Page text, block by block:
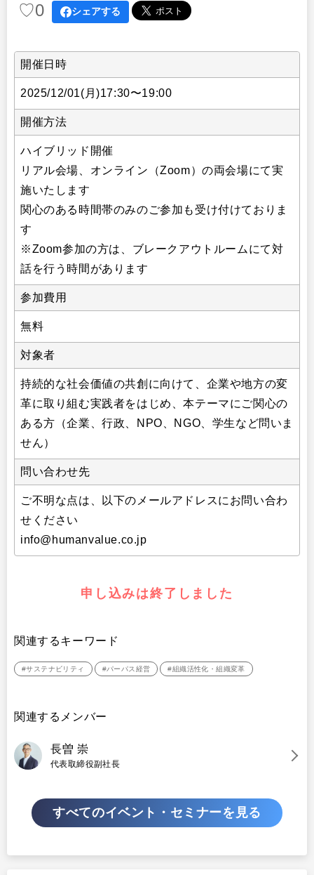
♡0 シェアする
開催日時
2025/12/01(月)17:30〜19:00
開催方法
ハイブリッド開催
リアル会場、オンライン（Zoom）の両会場にて実
施いたします
関心のある時間帯のみのご参加も受け付けておりま
す
※Zoom参加の方は、ブレークアウトルームにて対
話を行う時間があります
参加費用
無料
対象者
持続的な社会価値の共創に向けて、企業や地方の変
革に取り組む実践者をはじめ、本テーマにご関心の
ある方（企業、行政、NPO、NGO、学生など問いま
せん）
問い合わせ先
ご不明な点は、以下のメールアドレスにお問い合わ
せください
info@humanvalue.co.jp
申し込みは終了しました
関連するキーワード
#サステナビリティ #パーパス経営 #組織活性化・組織変革
関連するメンバー
長曽 崇
代表取締役副社長
すべてのイベント・セミナーを見る